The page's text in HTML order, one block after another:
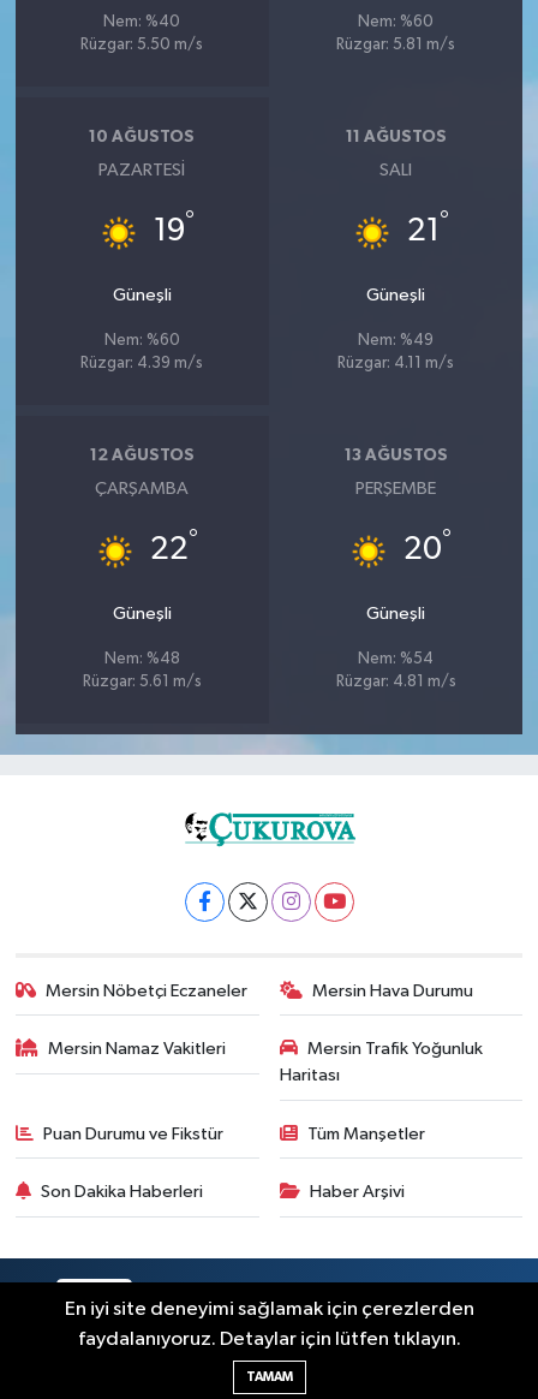
Nem: %40
Rüzgar: 5.50 m/s
Nem: %60
Rüzgar: 5.81 m/s
10 AĞUSTOS
PAZARTESI
19°
Güneşli
Nem: %60
Rüzgar: 4.39 m/s
11 AĞUSTOS
SALI
21 °
Güneşli
Nem: %49
Rüzgar: 4.11 m/s
12 AĞUSTOS
ÇARŞAMBA
22°
Güneşli
Nem: %48
Rüzgar: 5.61 m/s
13 AĞUSTOS
PERŞEMBE
20°
Güneşli
Nem: %54
Rüzgar: 4.81 m/s
Mersin Nöbetçi Eczaneler Mersin Hava Durumu
Mersin Namaz Vakitleri
Mersin Trafik Yoğunluk
Haritası
Puan Durumu ve Fikstür Tüm Manşetler
Son Dakika Haberleri Haber Arşivi
Haber Yazılımı:
En iyi site deneyimi sağlamak için çerezlerden
faydalanıyoruz. Detaylar için lütfen tıklayın.
TAMAM